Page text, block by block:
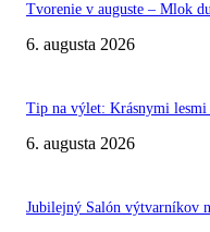
Tvorenie v auguste – Mlok
6. augusta 2026
Tip na výlet: Krásnymi lesmi
6. augusta 2026
Jubilejný Salón výtvarníkov